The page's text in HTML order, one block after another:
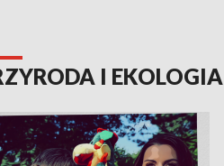
I EKOLOGIA